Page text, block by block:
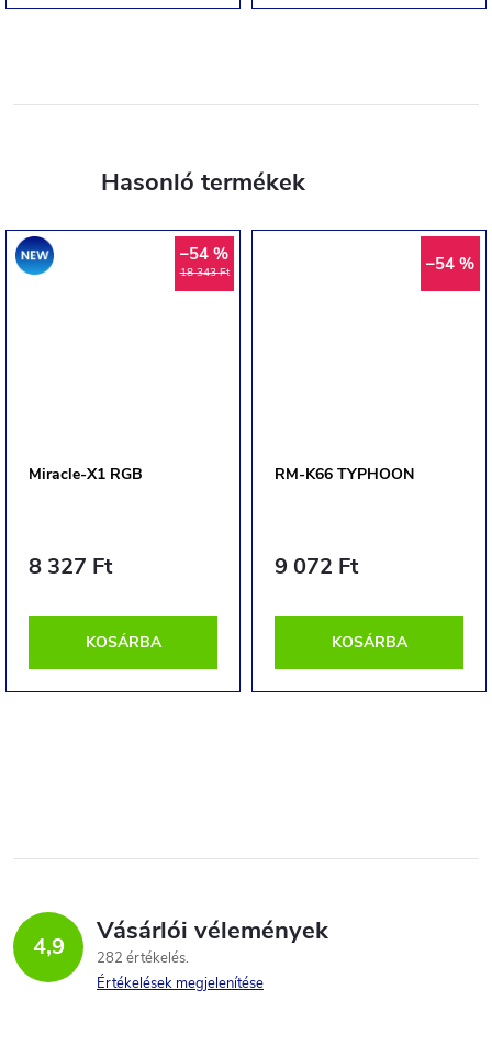
Akció
18 343 Ft
–54 %
Miracle-X1 RGB
8 327 Ft
KOSÁRBA
–54 %
RM-K66 TYPHOON
9 072 Ft
KOSÁRBA
4,9 Vásárlói vélemények
282 értékelés
Értékelések megjelenítése